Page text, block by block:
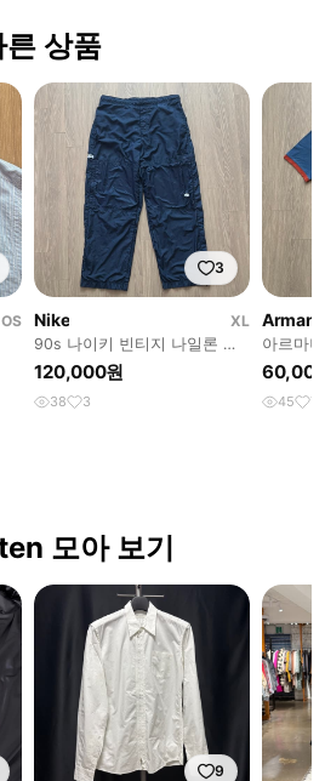
상품
OS
3
Nike
XL
90s 나이키 빈티지 나일론 트
랙팬츠
120,000원
38 3
Armani
아르마
45 7
모아 보기
9